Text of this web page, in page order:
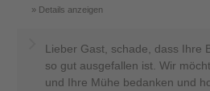
Details anzeigen
Lieber Gast, schade, dass Ihre
so gut ausgefallen ist. Wir
und Ihre Mühe bedanken und